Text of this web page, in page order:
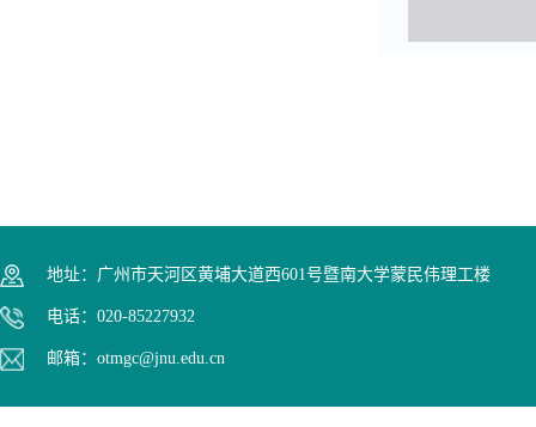
地址：广州市天河区黄埔大道西601号暨南大学蒙民伟理工楼
电话：020-85227932
邮箱：otmgc@jnu.edu.cn